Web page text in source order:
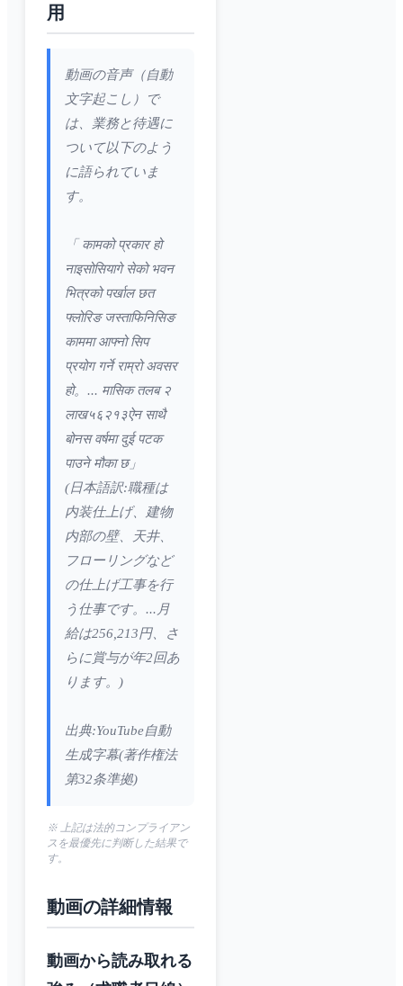
用
動画の音声（自動
文字起こし）で
は、業務と待遇に
ついて以下のよう
に語られていま
す。
「 कामको प्रकार हो
नाइसोसियागे सेको भवन
भित्रको पर्खाल छत
फ्लोरिङ जस्ताफिनिसिङ
काममा आफ्नो सिप
प्रयोग गर्ने राम्रो अवसर
हो。... मासिक तलब २
लाख५६२१३ऐन साथै
बोनस वर्षमा दुई पटक
पाउने मौका छ」
(日本語訳:職種は
内装仕上げ、建物
内部の壁、天井、
フローリングなど
の仕上げ工事を行
う仕事です。...月
給は256,213円、さ
らに賞与が年2回あ
ります。)
出典:YouTube自動
生成字幕(著作権法
第32条準拠)
※ 上記は法的コンプライアン
スを最優先に判断した結果で
す。
動画の詳細情報
動画から読み取れる